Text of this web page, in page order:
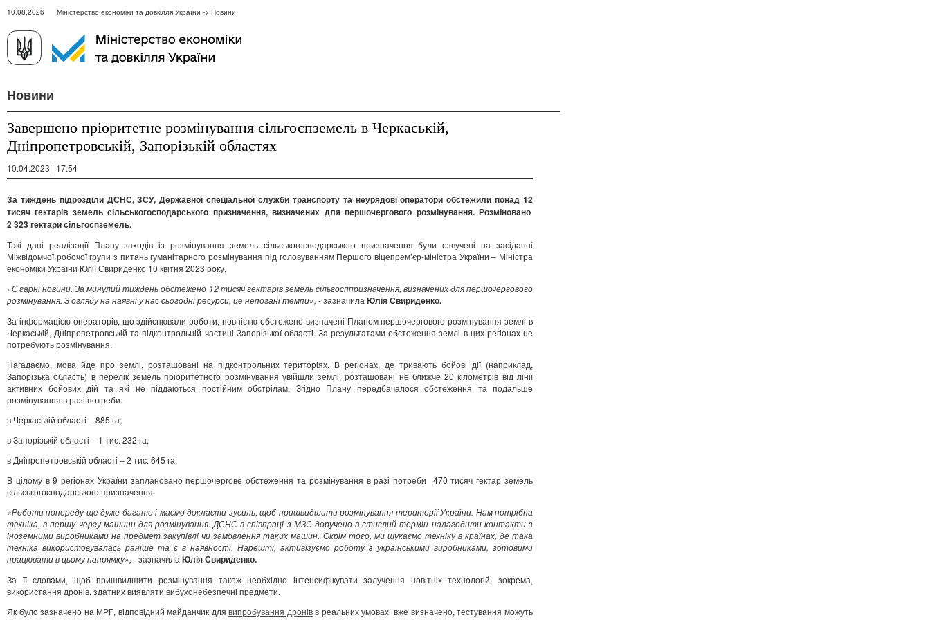
10.08.2026 Міністерство економіки та довкілля України -> Новини
Новини
Завершено пріоритетне розмінування сільгоспземель в Черкаській,
Дніпропетровській, Запорізькій областях
10.04.2023 | 17:54
За тиждень підрозділи ДСНС, ЗСУ, Державної спеціальної служби транспорту та неурядові оператори обстежили понад 12
тисяч гектарів земель сільськогосподарського призначення, визначених для першочергового розмінування. Розміновано
2 323 гектари сільгоспземель.
Такі дані реалізації Плану заходів із розмінування земель сільськогосподарського призначення були озвучені на засіданні
Міжвідомчої робочої групи з питань гуманітарного розмінування під головуванням Першого віцепрем’єр-міністра України – Міністра
економіки України Юлії Свириденко 10 квітня 2023 року.
«Є гарні новини. За минулий тиждень обстежено 12 тисяч гектарів земель сільгосппризначення, визначених для першочергового
розмінування. З огляду на наявні у нас сьогодні ресурси, це непогані темпи», - зазначила Юлія Свириденко.
За інформацією операторів, що здійснювали роботи, повністю обстежено визначені Планом першочергового розмінування землі в
Черкаській, Дніпропетровській та підконтрольній частині Запорізької області. За результатами обстеження землі в цих регіонах не
потребують розмінування.
Нагадаємо, мова йде про землі, розташовані на підконтрольних територіях. В регіонах, де тривають бойові дії (наприклад,
Запорізька область) в перелік земель пріоритетного розмінування увійшли землі, розташовані не ближче 20 кілометрів від лінії
активних бойових дій та які не піддаються постійним обстрілам. Згідно Плану передбачалося обстеження та подальше
розмінування в разі потреби:
в Черкаській області – 885 га;
в Запорізькій області – 1 тис. 232 га;
в Дніпропетровській області – 2 тис. 645 га;
В цілому в 9 регіонах України заплановано першочергове обстеження та розмінування в разі потреби 470 тисяч гектар земель
сільськогосподарського призначення.
«Роботи попереду ще дуже багато і маємо докласти зусиль, щоб пришвидшити розмінування території України. Нам потрібна
техніка, в першу чергу машини для розмінування. ДСНС в співпраці з МЗС доручено в стислий термін налагодити контакти з
іноземними виробниками на предмет закупівлі чи замовлення таких машин. Окрім того, ми шукаємо техніку в країнах, де така
техніка використовувалась раніше та є в наявності. Нарешті, активізуємо роботу з українськими виробниками, готовими
працювати в цьому напрямку», - зазначила Юлія Свириденко.
За її словами, щоб пришвидшити розмінування також необхідно інтенсифікувати залучення новітніх технологій, зокрема,
використання дронів, здатних виявляти вибухонебезпечні предмети.
Як було зазначено на МРГ, відповідний майданчик длявипробування дронівв реальних умовах вже визначено, тестування можуть